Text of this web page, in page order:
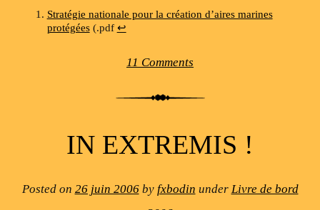
Stratégie nationale pour la création d’aires marines
protégées(.pdf ↩
11 Comments
IN EXTREMIS !
Posted on 26 juin 2006by fxbodin under Livre de bord